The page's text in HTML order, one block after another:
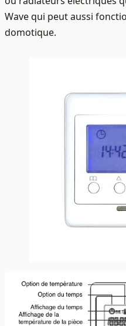
Wave qui peut aussi
domotique.